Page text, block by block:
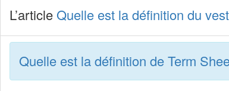
L’articleQuelle est la définition du
Quelle est la définition de Term